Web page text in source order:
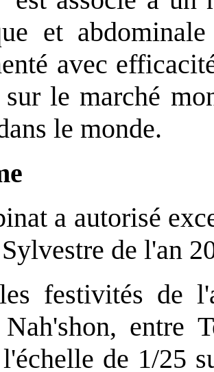
et
avec
sur le marché
le monde.
a autorisé
de l'an
festivités de
entre
de 1/25